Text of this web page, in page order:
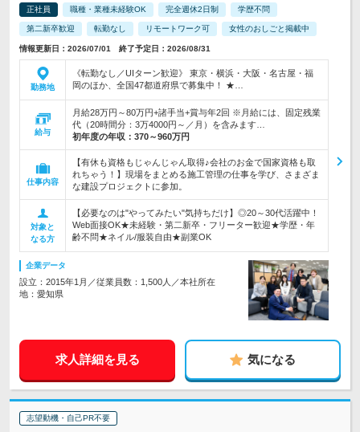
正社員 職種・業種未経験OK 完全週休2日制 学歴不問
第二新卒歓迎 転勤なし リモートワーク可 女性のおしごと掲載中
情報更新日：2026/07/01 終了予定日：2026/08/31
勤務地
《転勤なし／UIターン歓迎》 東京・横浜・大阪・名古屋・福
岡のほか、全国47都道府県で募集中！ ★…
給与
月給28万円～80万円+諸手当+賞与年2回 ※月給には、固定残業
代（20時間分：3万4000円～／月）を含みます…
初年度の年収： 370～960万円
仕事内容
【有休も資格もじゃんじゃん取得♪会社のお金で国家資格も取
れちゃう！】現場をまとめる施工管理の仕事を学び、さまざま
な建設プロジェクトに参加。
対象と
なる方
【必要なのは"やってみたい"気持ちだけ】◎20～30代活躍中！
Web面接OK★未経験・第二新卒・フリーター歓迎★学歴・年
齢不問★ネイル/服装自由★副業OK
企業データ
設立：2015年1月／従業員数：1,500人／本社所在
地：愛知県
求人詳細を見る 気になる
志望動機・自己PR不要